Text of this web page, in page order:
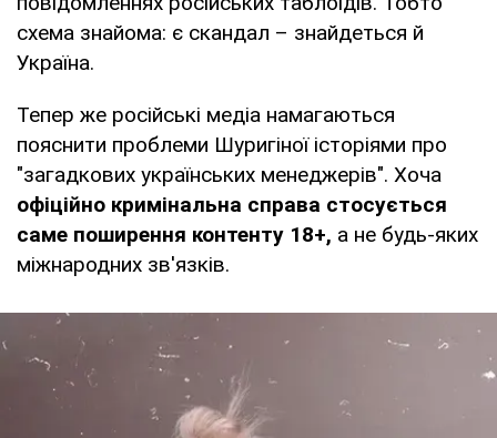
схема знайома: є скандал – знайдеться й
Україна.
Тепер же російські медіа намагаються
пояснити проблеми Шуригіної історіями про
"загадкових українських менеджерів". Хоча
офіційно кримінальна справа стосується
саме поширення контенту 18+, а не будь-яких
міжнародних зв'язків.